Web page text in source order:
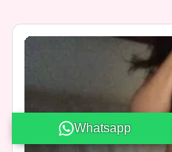
Whatsapp